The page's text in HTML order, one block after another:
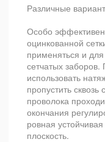
Различные
Особо эффективен
оцинкованной
применяться и
сетчатых
использовать
пропустить
проволока
окончания
ровная
плоскость.